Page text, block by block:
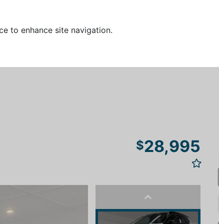
to enhance site navigation.
$28,995
Previous